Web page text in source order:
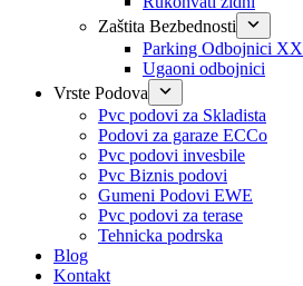
Zaštita Bezbednosti
Parking Odbojnici XX
Ugaoni odbojnici
Vrste Podova
Pvc podovi za Skladista
Podovi za garaze ECCo
Pvc podovi invesbile
Pvc Biznis podovi
Gumeni Podovi EWE
Pvc podovi za terase
Tehnicka podrska
Blog
Kontakt